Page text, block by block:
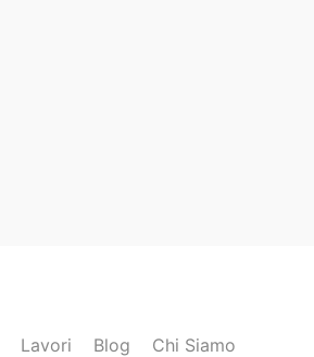
Lavori Blog Chi Siamo